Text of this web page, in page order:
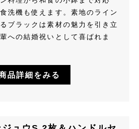
洗機も使えます。素地のライン
ブラックは素材の魅力を引き立
への結婚祝いとして喜ばれま
品詳細をみる